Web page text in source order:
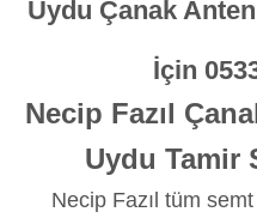
Uydu Çanak
İçin
Necip Fazıl
Uydu Tamir
Necip Fazıl tüm